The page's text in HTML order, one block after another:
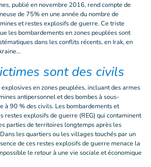
publié en novembre 2016, rend compte de
de 75% en une année du nombre de
et restes explosifs de guerre. Ce triste
les bombardements en zones peuplées sont
dans les conflits récents, en Irak, en
sont des civils
explosives en zones peuplées, incluant des armes
antipersonnel et des bombes à sous-
à 90 % des civils. Les bombardements et
restes explosifs de guerre (REG) qui contaminent
parties de territoires longtemps après les
les quartiers ou les villages touchés par un
de ces restes explosifs de guerre menace la
le retour à une vie sociale et économique